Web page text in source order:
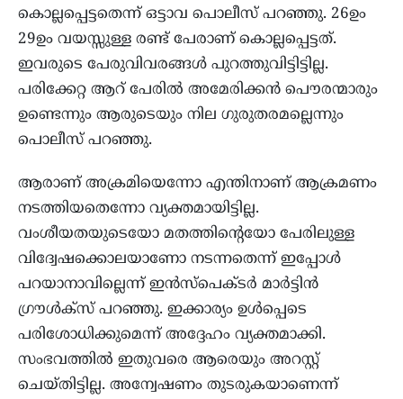
കൊല്ലപ്പെട്ടതെന്ന് ഒട്ടാവ പൊലീസ് പറഞ്ഞു. 26ഉം
29ഉം വയസ്സുള്ള രണ്ട് പേരാണ് കൊല്ലപ്പെട്ടത്.
ഇവരുടെ പേരുവിവരങ്ങള്‍ പുറത്തുവിട്ടിട്ടില്ല.
പരിക്കേറ്റ ആറ് പേരിൽ അമേരിക്കന്‍ പൌരന്മാരും
ഉണ്ടെന്നും ആരുടെയും നില ഗുരുതരമല്ലെന്നും
പൊലീസ് പറഞ്ഞു.
ആരാണ് അക്രമിയെന്നോ എന്തിനാണ് ആക്രമണം
നടത്തിയതെന്നോ വ്യക്തമായിട്ടില്ല.
വംശീയതയുടെയോ മതത്തിന്‍റെയോ പേരിലുള്ള
വിദ്വേഷക്കൊലയാണോ നടന്നതെന്ന് ഇപ്പോള്‍
പറയാനാവില്ലെന്ന് ഇൻസ്പെക്ടർ മാർട്ടിൻ
ഗ്രൗൾക്സ് പറഞ്ഞു. ഇക്കാര്യം ഉള്‍പ്പെടെ
പരിശോധിക്കുമെന്ന് അദ്ദേഹം വ്യക്തമാക്കി.
സംഭവത്തില്‍ ഇതുവരെ ആരെയും അറസ്റ്റ്
ചെയ്തിട്ടില്ല. അന്വേഷണം തുടരുകയാണെന്ന്